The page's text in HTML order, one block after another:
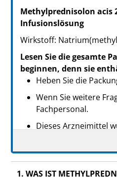
GTIN: 04260577691346
PZN: 11729862
PPN: 111172986221
GTIN: 04260577691353
Methylprednisolon acis
Infusionslösung
Wirkstoff:
Lesen Sie die gesamte
beginnen, denn sie
Heben Sie die
Wenn Sie weitere
Fachpersonal.
Dieses Arzneimittel
anderen Menschen
Wenn Sie
Abschnitt 4.
1. WAS IST